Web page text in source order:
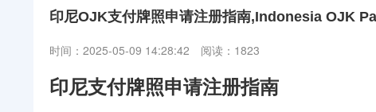
印尼OJK支付牌照申请注册指南,Indonesia OJK
时间：2025-05-09 14:28:42 阅读：1823
印尼支付牌照申请注册指南